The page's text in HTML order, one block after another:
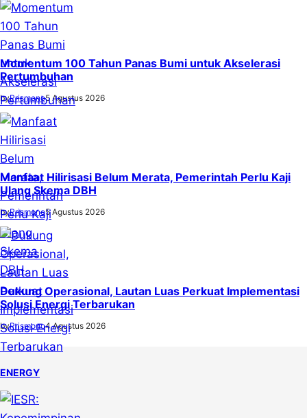
Momentum 100 Tahun Panas Bumi untuk Akselerasi
Pertumbuhan
byPrismono5 Agustus 2026
Manfaat Hilirisasi Belum Merata, Pemerintah Perlu Kaji
Ulang Skema DBH
byPrismono5 Agustus 2026
Dukung Operasional, Lautan Luas Perkuat Implementasi
Solusi Energi Terbarukan
byPrismono4 Agustus 2026
ENERGY